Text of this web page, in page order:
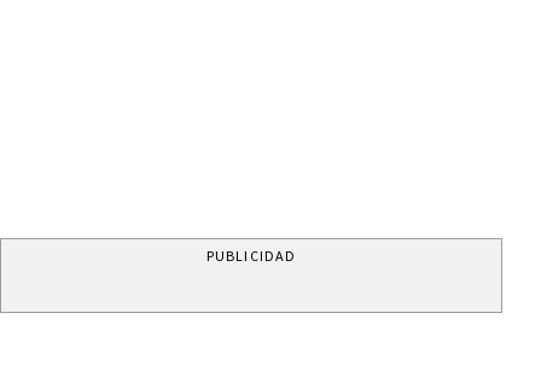
PUBLICIDAD